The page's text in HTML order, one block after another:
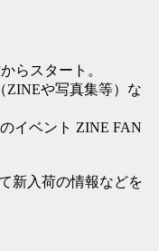
らスタート。
ZINEや写真集等）な
イベント ZINE FAN
新入荷の情報などを